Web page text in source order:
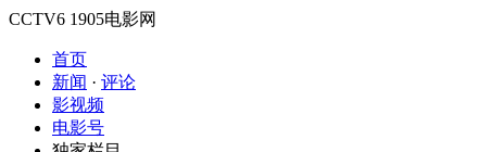
CCTV6 1905电影网
首页
新闻 · 评论
影视频
电影号